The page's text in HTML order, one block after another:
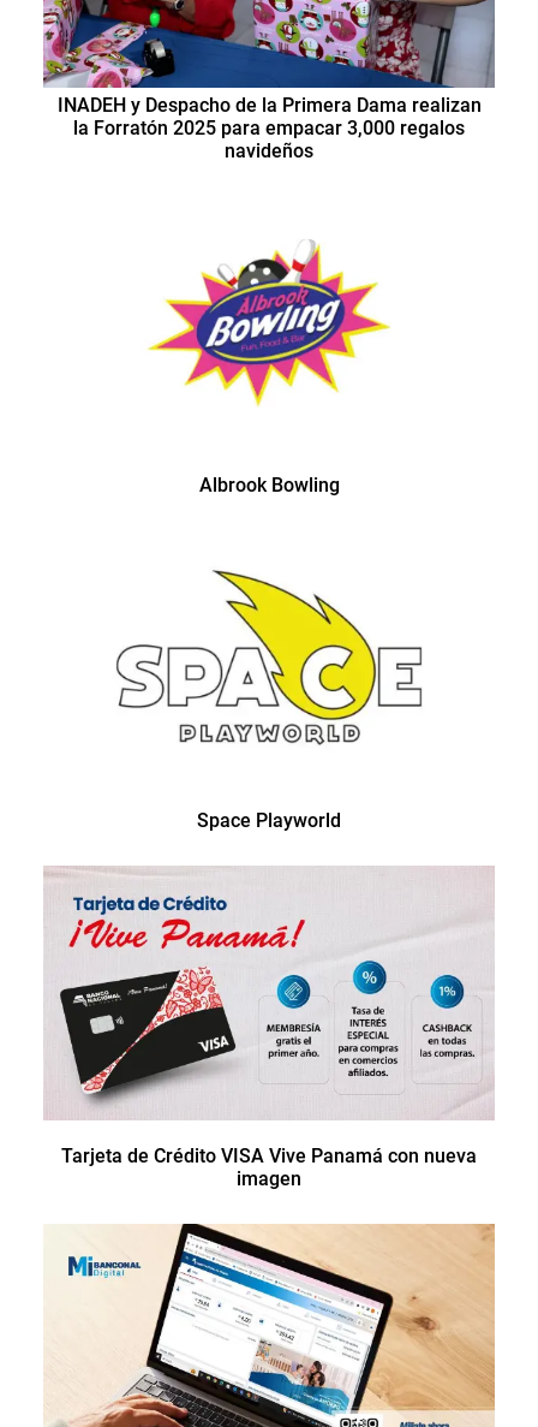
INADEH y Despacho de la Primera Dama realizan
la Forratón 2025 para empacar 3,000 regalos
navideños
Albrook Bowling
Space Playworld
Tarjeta de Crédito VISA Vive Panamá con nueva
imagen